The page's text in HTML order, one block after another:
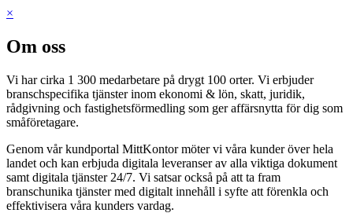
×
Om oss
Vi har cirka 1 300 medarbetare på drygt 100 orter. Vi erbjuder
branschspecifika tjänster inom ekonomi & lön, skatt, juridik,
rådgivning och fastighetsförmedling som ger affärsnytta för dig som
småföretagare.
Genom vår kundportal MittKontor möter vi våra kunder över hela
landet och kan erbjuda digitala leveranser av alla viktiga dokument
samt digitala tjänster 24/7. Vi satsar också på att ta fram
branschunika tjänster med digitalt innehåll i syfte att förenkla och
effektivisera våra kunders vardag.